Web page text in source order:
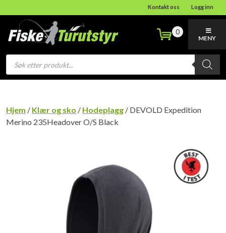
Kontakt oss Logg inn
Products
search
0
MENY
Hjem / Klær og sko / Hodeplagg / DEVOLD Expedition
Merino 235Headover O/S Black